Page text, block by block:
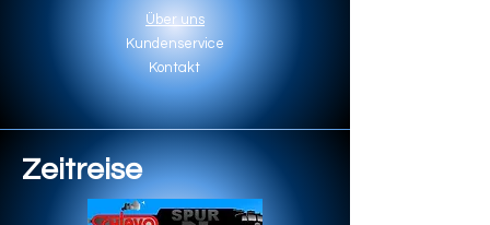
Über uns
Kundenservice
Kontakt
Zeitreise